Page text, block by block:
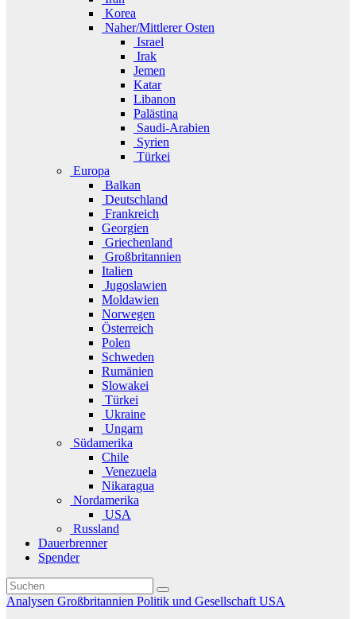
Korea
Naher/Mittlerer Osten
Israel
Irak
Jemen
Katar
Libanon
Palästina
Saudi-Arabien
Syrien
Türkei
Europa
Balkan
Deutschland
Frankreich
Georgien
Griechenland
Großbritannien
Italien
Jugoslawien
Moldawien
Norwegen
Österreich
Polen
Schweden
Rumänien
Slowakei
Türkei
Ukraine
Ungarn
Südamerika
Chile
Venezuela
Nikaragua
Nordamerika
USA
Russland
Dauerbrenner
Spender
Analysen Großbritannien Politik und Gesellschaft USA